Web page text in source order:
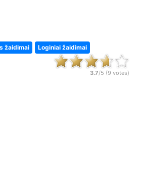
žaidimai Loginiai žaidimai
3.7/5 (9 votes)